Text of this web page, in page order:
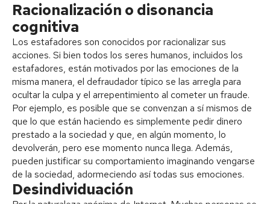
Racionalización o disonancia
cognitiva
Los estafadores son conocidos por racionalizar sus
acciones. Si bien todos los seres humanos, incluidos los
estafadores, están motivados por las emociones de la
misma manera, el defraudador típico se las arregla para
ocultar la culpa y el arrepentimiento al cometer un fraude.
Por ejemplo, es posible que se convenzan a sí mismos de
que lo que están haciendo es simplemente pedir dinero
prestado a la sociedad y que, en algún momento, lo
devolverán, pero ese momento nunca llega. Además,
pueden justificar su comportamiento imaginando vengarse
de la sociedad, adormeciendo así todas sus emociones.
Desindividuación